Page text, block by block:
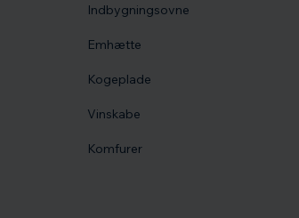
Indbygningsovne
Emhætte
Kogeplade
Vinskabe
Komfurer